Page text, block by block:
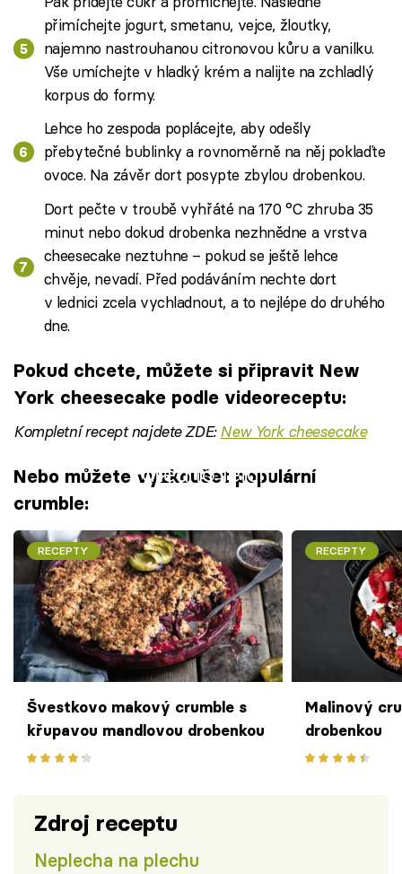
přimíchejte jogurt, smetanu, vejce, žloutky,
najemno nastrouhanou citronovou kůru a vanilku.
Vše umíchejte v hladký krém a nalijte na zchladlý
korpus do formy.
Lehce ho zespoda poplácejte, aby odešly
přebytečné bublinky a rovnoměrně na něj poklaďte
ovoce. Na závěr dort posypte zbylou drobenkou.
Dort pečte v troubě vyhřáté na 170 °C zhruba 35
minut nebo dokud drobenka nezhnědne a vrstva
cheesecake neztuhne – pokud se ještě lehce
chvěje, nevadí. Před podáváním nechte dort
v lednici zcela vychladnout, a to nejlépe do druhého
dne.
Pokud chcete, můžete si připravit New
York cheesecake podle videoreceptu:
Kompletní recept najdete ZDE: New York cheesecake
Failed to fetch
Nebo můžete vyzkoušet populární
crumble:
RECEPTY
Švestkovo makový crumble s
křupavou mandlovou drobenkou
RECEPTY
Malinový
drobenkou
Zdroj receptu
Neplecha na plechu